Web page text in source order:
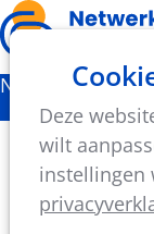
Deze
wilt
instellingen
Nieuws
Ontdek alle
Op